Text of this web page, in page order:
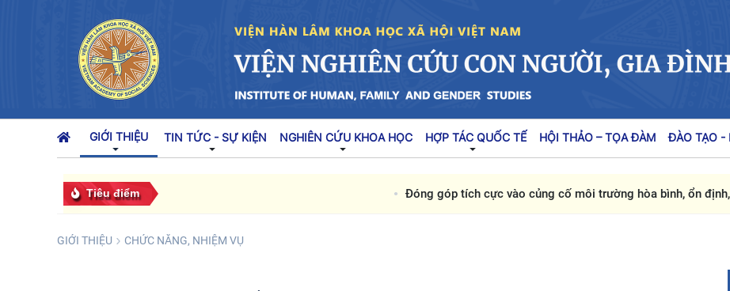
GIỚI THIỆU TIN TỨC - SỰ KIỆN NGHIÊN CỨU KHOA HỌC HỢP TÁC QUỐC TẾ HỘI THẢO – TỌA ĐÀM ĐÀO TẠO -
Tiêu điểm Đóng góp tích cực vào củng cố môi trường hòa bình, ổn định,
GIỚI THIỆU CHỨC NĂNG, NHIỆM VỤ